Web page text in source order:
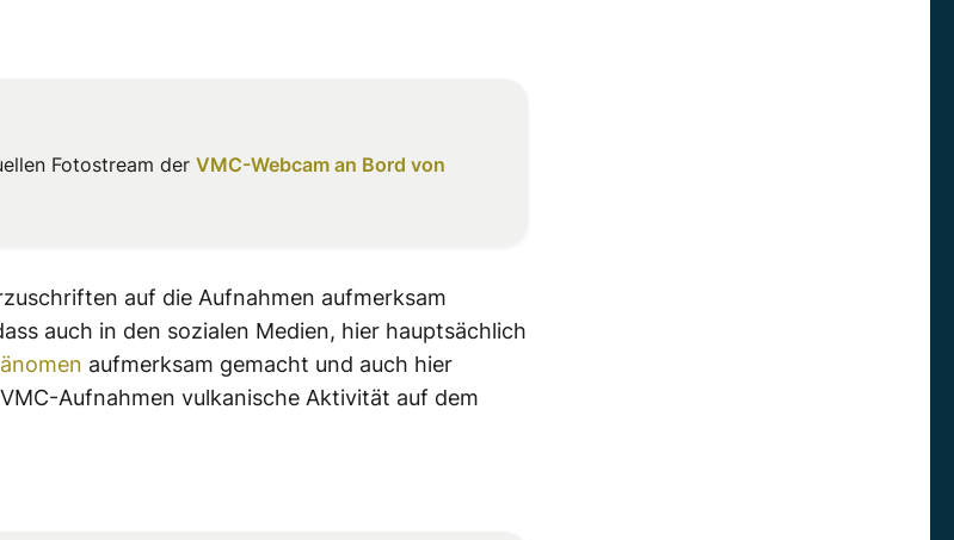
Fotostream der VMC-Webcam an Bord von
auf die Aufnahmen aufmerksam
auch in den sozialen Medien, hier hauptsächlich
aufmerksam gemacht und auch hier
Aufnahmen vulkanische Aktivität auf dem